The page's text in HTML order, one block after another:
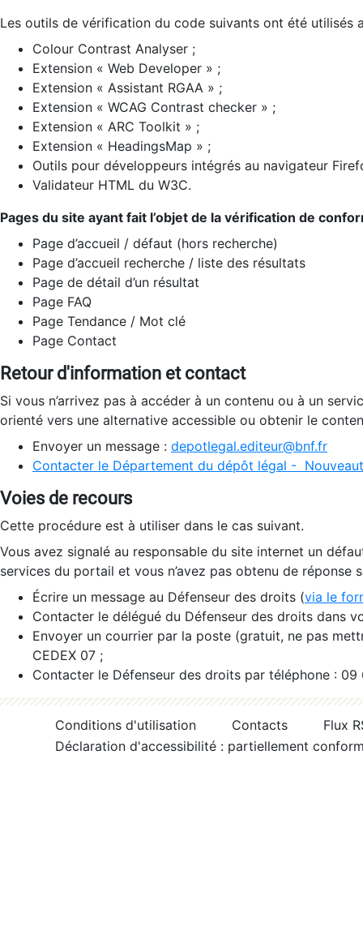
Les outils de vérification du code suivants ont été utilisés
Colour Contrast Analyser ;
Extension « Web Developer » ;
Extension « Assistant RGAA » ;
Extension « WCAG Contrast checker » ;
Extension « ARC Toolkit » ;
Extension « HeadingsMap » ;
Outils pour développeurs intégrés au navigateur
Validateur HTML du W3C.
Pages du site ayant fait l’objet de la vérification de
Page d’accueil / défaut (hors recherche)
Page d’accueil recherche / liste des résultats
Page de détail d’un résultat
Page FAQ
Page Tendance / Mot clé
Page Contact
Retour d'information et contact
Si vous n’arrivez pas à accéder à un contenu ou à un
orienté vers une alternative accessible ou obtenir le
Envoyer un message : depotlegal.editeur@bnf.fr
Contacter le Département du dépôt légal -
Voies de recours
Cette procédure est à utiliser dans le cas suivant.
Vous avez signalé au responsable du site internet un
services du portail et vous n’avez pas obtenu de réponse
Écrire un message au Défenseur des droits (via le
Contacter le délégué du Défenseur des droits dans
Envoyer un courrier par la poste (gratuit, ne pas
CEDEX 07 ;
Contacter le Défenseur des droits par téléphone :
Conditions d'utilisation Contacts
Flux
Déclaration d'accessibilité : partiellement